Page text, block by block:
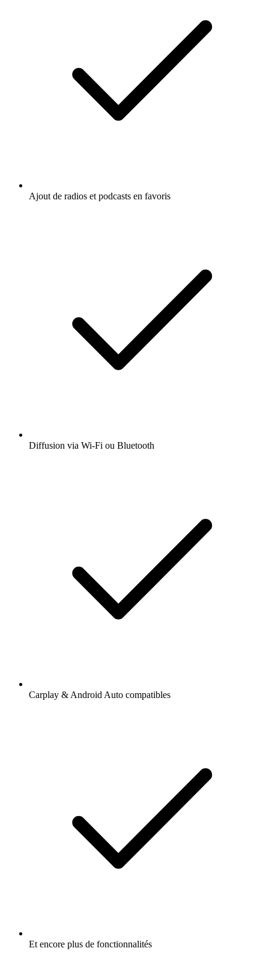
Ajout de radios et podcasts en favoris
Diffusion via Wi-Fi ou Bluetooth
Carplay & Android Auto compatibles
Et encore plus de fonctionnalités